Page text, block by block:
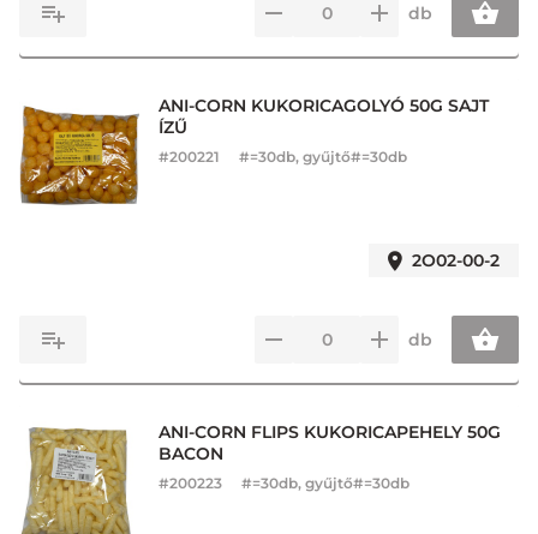
db
ANI-CORN KUKORICAGOLYÓ 50G SAJT
ÍZŰ
#200221 #=30db, gyűjtő#=30db
2O02-00-2
db
ANI-CORN FLIPS KUKORICAPEHELY 50G
BACON
#200223 #=30db, gyűjtő#=30db